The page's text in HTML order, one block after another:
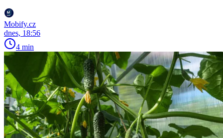
Mobify.cz
dnes, 18:56
4 min